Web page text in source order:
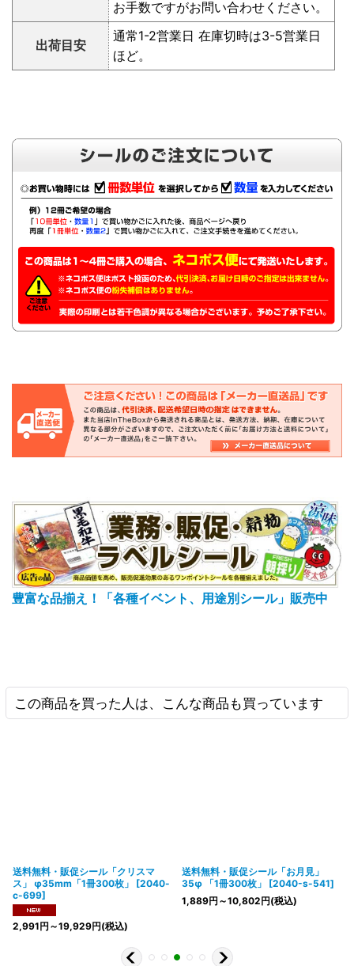
お手数ですがお問い合わせください。
出荷目安
通常1-2営業日 在庫切時は3-5営業日
ほど。
豊富な品揃え！「各種イベント、用途別シール」販売中
この商品を買った人は、こんな商品も買っています
送料無料・販促シール「クリスマ
ス」 φ35mm「1冊300枚」
[2040-
c-699]
2,991円 ～19,929円(税込)
送料無料・販促シール「お月見」
35φ 「1冊300枚」
[2040-s-541]
1,889円 ～10,802円(税込)